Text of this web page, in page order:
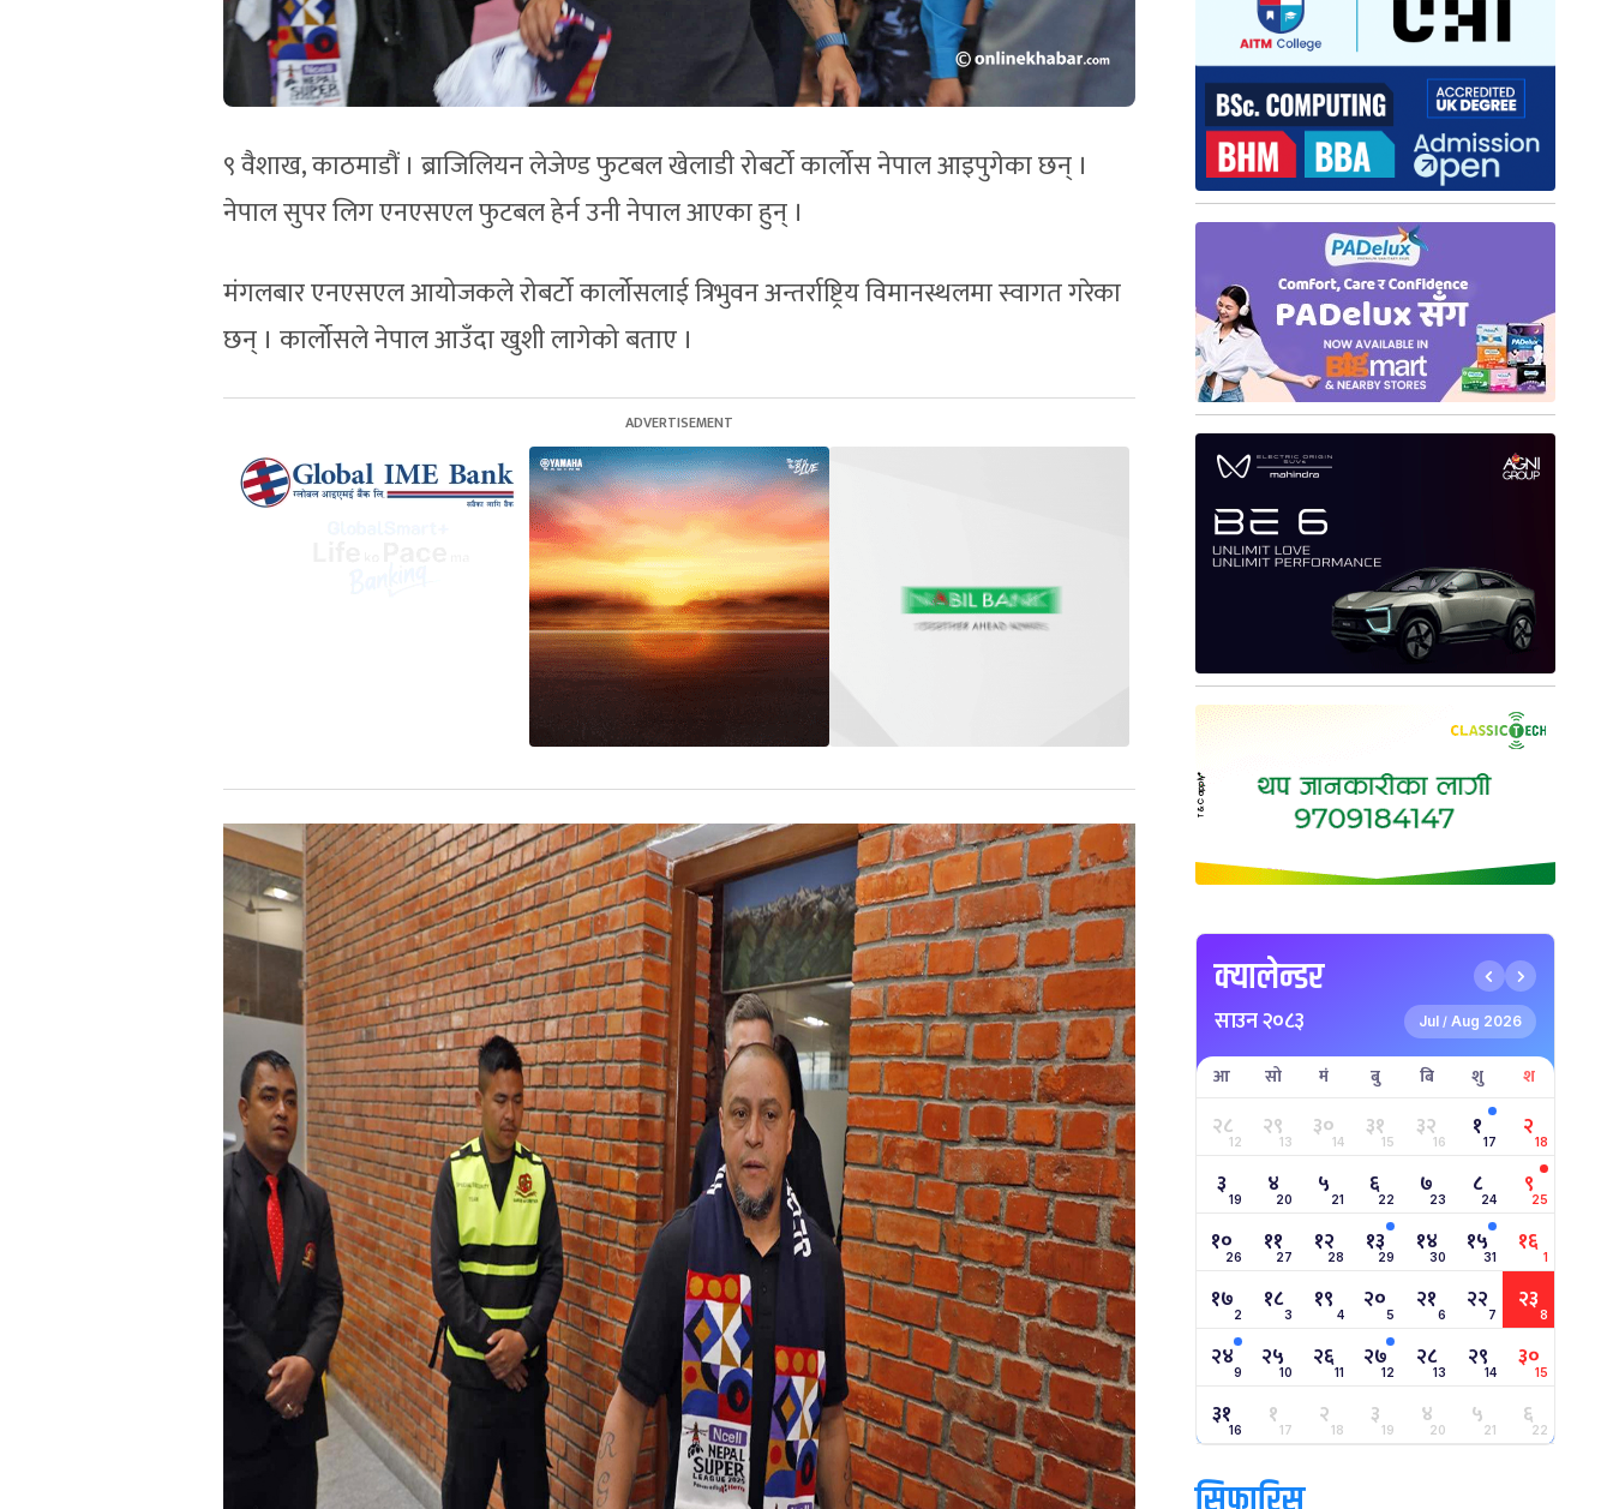
९ वैशाख, काठमाडौं । ब्राजिलियन लेजेण्ड फुटबल खेलाडी रोबर्टो कार्लोस नेपाल आइपुगेका छन् ।
नेपाल सुपर लिग एनएसएल फुटबल हेर्न उनी नेपाल आएका हुन् ।
मंगलबार एनएसएल आयोजकले रोबर्टो कार्लोसलाई त्रिभुवन अन्तर्राष्ट्रिय विमानस्थलमा स्वागत गरेका
छन् । कार्लोसले नेपाल आउँदा खुशी लागेको बताए ।
क्यालेन्डर
साउन २०८३ Jul / Aug 2026
आ सो मं बु बि शु श
२८12 २९13 ३०14 ३१15 ३२16 १17 २18
३ 19 ४20 ५ 21 ६22 ७23 ८24 ९25
१०26 ११27 १२28 १३29 १४30 १५31 १६ 1
१७2 १८3 १९ 4 २०5 २१6 २२7 २३8
२४9 २५10 २६11 २७12 २८13 २९14 ३०15
३१16 १17 २18 ३19 ४20 ५21 ६22